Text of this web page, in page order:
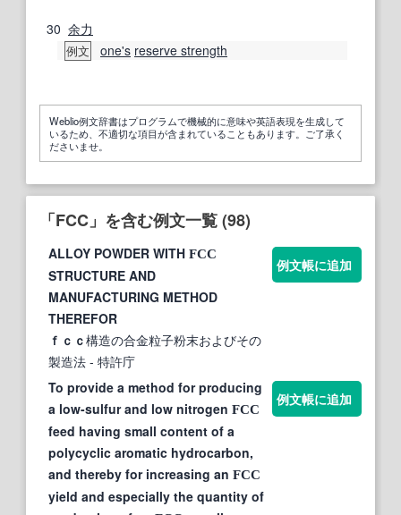
30 余力
例文 one's reserve strength
Weblio例文辞書はプログラムで機械的に意味や英語表現を生成して
いるため、不適切な項目が含まれていることもあります。ご了承く
ださいませ。
「FCC」を含む例文一覧 (98)
ALLOY POWDER WITH FCC
STRUCTURE AND
MANUFACTURING METHOD
THEREFOR
ｆｃｃ構造の合金粒子粉末およびその
製造法 - 特許庁
例文帳に追加
To provide a method for producing
a low-sulfur and low nitrogen FCC
feed having small content of a
polycyclic aromatic hydrocarbon,
and thereby for increasing an FCC
yield and especially the quantity of
例文帳に追加